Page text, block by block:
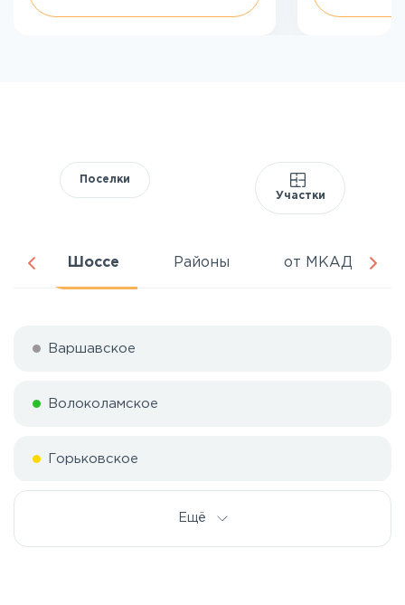
Поселки
Участки
Шоссе Районы от МКАД
Варшавское
Волоколамское
Горьковское
Ещё